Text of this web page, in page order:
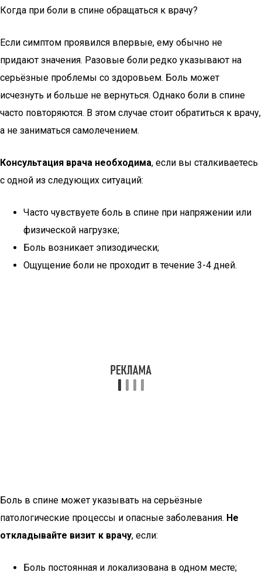
Когда при боли в спине обращаться к врачу?
Если симптом проявился впервые, ему обычно не
придают значения. Разовые боли редко указывают на
серьёзные проблемы со здоровьем. Боль может
исчезнуть и больше не вернуться. Однако боли в спине
часто повторяются. В этом случае стоит обратиться к врачу,
а не заниматься самолечением.
Консультация врача необходима, если вы сталкиваетесь
с одной из следующих ситуаций:
Часто чувствуете боль в спине при напряжении или
физической нагрузке;
Боль возникает эпизодически;
Ощущение боли не проходит в течение 3-4 дней.
Боль в спине может указывать на серьёзные
патологические процессы и опасные заболевания. Не
откладывайте визит к врачу, если:
Боль постоянная и локализована в одном месте;